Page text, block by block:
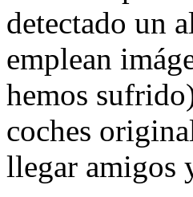
detectado un
emplean
hemos
coches
llegar amigos